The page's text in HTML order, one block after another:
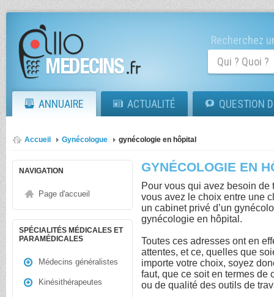
Recherchez
ANNUAIRE ACTUALITÉ QUESTION
Accueil Gynécologue gynécologie en hôpital
NAVIGATION
Page d'accueil
SPÉCIALITÉS MÉDICALES ET
PARAMÉDICALES
Médecins généralistes
Kinésithérapeutes
GYNÉCOLOGIE EN
Pour vous qui avez besoin
vous avez le choix entre une
un cabinet privé d’un
gynécologie en hôpital.
Toutes ces adresses ont en
attentes, et ce, quelles que
importe votre choix, soyez
faut, que ce soit en termes de
ou de qualité des outils de